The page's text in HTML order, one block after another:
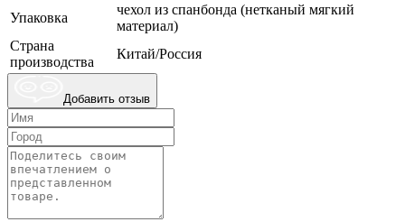
Упаковка
чехол из спанбонда (нетканый мягкий
материал)
Страна
производства
Китай/Россия
Добавить отзыв